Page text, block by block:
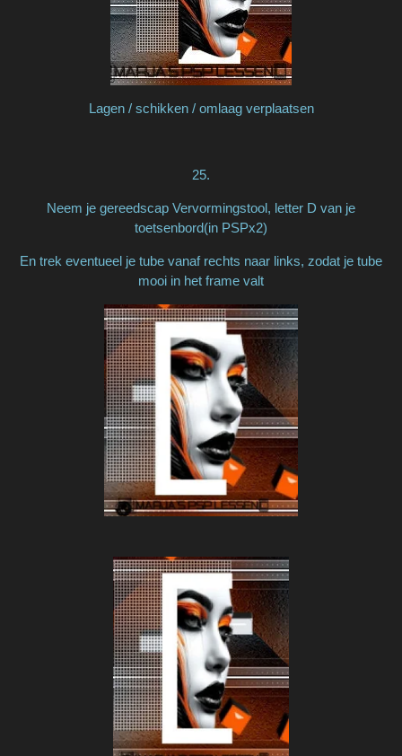
Lagen / schikken / omlaag verplaatsen
25.
Neem je gereedscap Vervormingstool, letter D van je
toetsenbord(in PSPx2)
En trek eventueel je tube vanaf rechts naar links, zodat je tube
mooi in het frame valt